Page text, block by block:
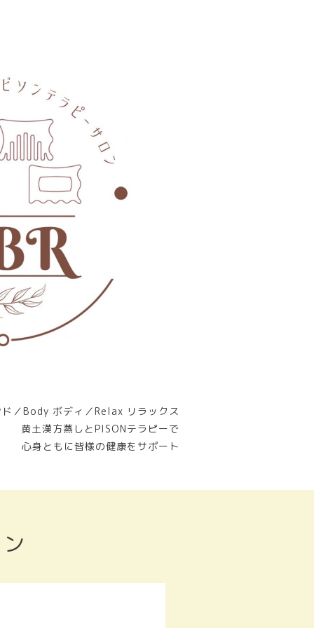
／Body ボディ／Relax リラックス
黄土漢方蒸しとPISONテラピーで
心身ともに皆様の健康をサポート